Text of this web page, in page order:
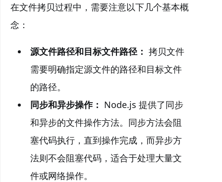
在文件拷贝过程中，需要注意以下几个基本概
念：
源文件路径和目标文件路径： 拷贝文件
需要明确指定源文件的路径和目标文件
的路径。
同步和异步操作： Node.js 提供了同步
和异步的文件操作方法。同步方法会阻
塞代码执行，直到操作完成，而异步方
法则不会阻塞代码，适合于处理大量文
件或网络操作。